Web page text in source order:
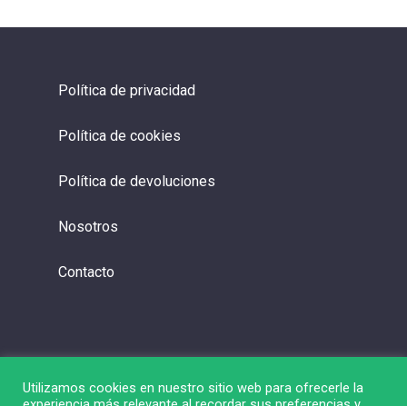
Política de privacidad
Política de cookies
Política de devoluciones
Nosotros
Contacto
Utilizamos cookies en nuestro sitio web para ofrecerle la